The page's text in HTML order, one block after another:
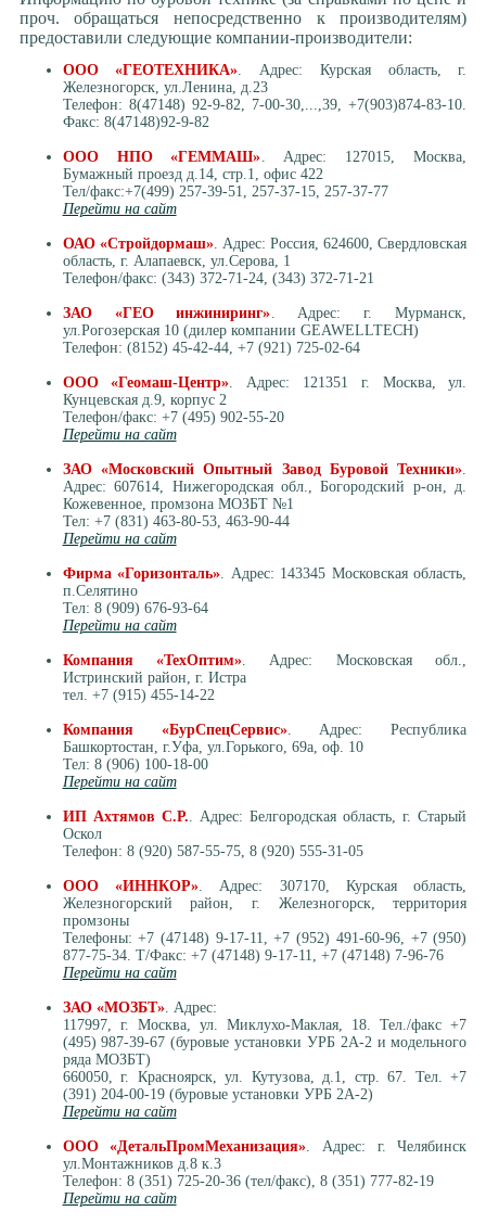
проч. обращаться непосредственно к производителям)
предоставили следующие компании-производители:
ООО «ГЕОТЕХНИКА». Адрес: Курская область, г.
Железногорск, ул.Ленина, д.23
Телефон: 8(47148) 92-9-82, 7-00-30,...,39, +7(903)874-83-10.
Факс: 8(47148)92-9-82
ООО НПО «ГЕММАШ». Адрес: 127015, Москва,
Бумажный проезд д.14, стр.1, офис 422
Тел/факс:+7(499) 257-39-51, 257-37-15, 257-37-77
Перейти на сайт
ОАО «Стройдормаш». Адрес: Россия, 624600, Свердловская
область, г. Алапаевск, ул.Серова, 1
Телефон/факс: (343) 372-71-24, (343) 372-71-21
ЗАО «ГЕО инжиниринг». Адрес: г. Мурманск,
ул.Рогозерская 10 (дилер компании GEAWELLTECH)
Телефон: (8152) 45-42-44, +7 (921) 725-02-64
ООО «Геомаш-Центр». Адрес: 121351 г. Москва, ул.
Кунцевская д.9, корпус 2
Телефон/факс: +7 (495) 902-55-20
Перейти на сайт
ЗАО «Московский Опытный Завод Буровой Техники».
Адрес: 607614, Нижегородская обл., Богородский р-он, д.
Кожевенное, промзона МОЗБТ №1
Тел: +7 (831) 463-80-53, 463-90-44
Перейти на сайт
Фирма «Горизонталь». Адрес: 143345 Московская область,
п.Селятино
Тел: 8 (909) 676-93-64
Перейти на сайт
Компания «ТехОптим». Адрес: Московская обл.,
Истринский район, г. Истра
тел. +7 (915) 455-14-22
Компания «БурСпецСервис». Адрес: Республика
Башкортостан, г.Уфа, ул.Горького, 69а, оф. 10
Тел: 8 (906) 100-18-00
Перейти на сайт
ИП Ахтямов С.Р.. Адрес: Белгородская область, г. Старый
Оскол
Телефон: 8 (920) 587-55-75, 8 (920) 555-31-05
ООО «ИННКОР». Адрес: 307170, Курская область,
Железногорский район, г. Железногорск, территория
промзоны
Телефоны: +7 (47148) 9-17-11, +7 (952) 491-60-96, +7 (950)
877-75-34. Т/Факс: +7 (47148) 9-17-11, +7 (47148) 7-96-76
Перейти на сайт
ЗАО «МОЗБТ». Адрес:
117997, г. Москва, ул. Миклухо-Маклая, 18. Тел./факс +7
(495) 987-39-67 (буровые установки УРБ 2А-2 и модельного
ряда МОЗБТ)
660050, г. Красноярск, ул. Кутузова, д.1, стр. 67. Тел. +7
(391) 204-00-19 (буровые установки УРБ 2А-2)
Перейти на сайт
ООО «ДетальПромМеханизация». Адрес: г. Челябинск
ул.Монтажников д.8 к.3
Телефон: 8 (351) 725-20-36 (тел/факс), 8 (351) 777-82-19
Перейти на сайт